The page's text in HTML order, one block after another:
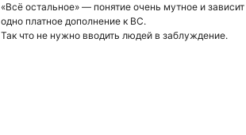
«Всё остальное» — понятие очень мутное и
одно платное дополнение к ВС.
Так что не нужно вводить людей в заблуждение.